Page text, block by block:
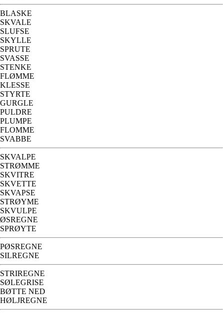
BLASKE
SKVALE
SLUFSE
SKYLLE
SPRUTE
SVASSE
STENKE
FLØMME
KLESSE
STYRTE
GURGLE
PULDRE
PLUMPE
FLOMME
SVABBE
SKVALPE
STRØMME
SKVITRE
SKVETTE
SKVAPSE
STRØYME
SKVULPE
ØSREGNE
SPRØYTE
PØSREGNE
SILREGNE
STRIREGNE
SØLEGRISE
BØTTE NED
HØLJREGNE